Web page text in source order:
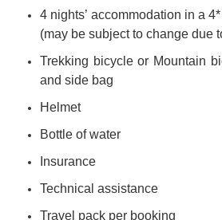
4 nights’ accommodation in a
(may be subject to change due
Trekking bicycle or Mountain
and side bag
Helmet
Bottle of water
Insurance
Technical assistance
Travel pack per booking